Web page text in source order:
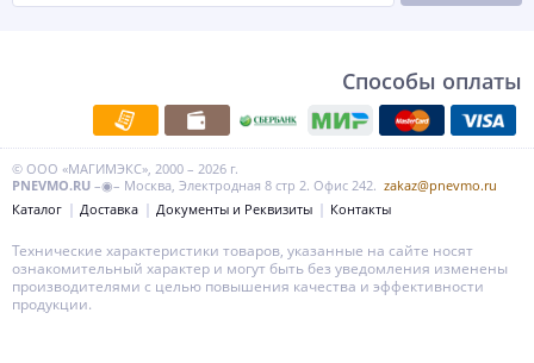
Способы оплаты
© ООО «МАГИМЭКС», 2000 – 2026 г.
PNEVMO.RU –◉– Москва, Электродная 8 стр 2. Офис 242. zakaz@pnevmo.ru
Каталог
Доставка Документы и Реквизиты Контакты
Технические характеристики товаров, указанные на сайте носят
ознакомительный характер и могут быть без уведомления изменены
производителями с целью повышения качества и эффективности
продукции.